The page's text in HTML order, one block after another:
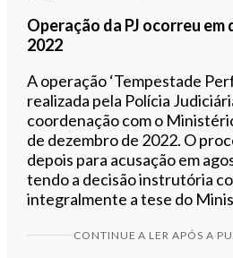
Operação da PJ ocorreu em
2022
A operação ‘Tempestade
realizada pela Polícia
coordenação com o
de dezembro de 2022. O
depois para acusação em
tendo a decisão instrutória
integralmente a tese do
CONTINUE A LER APÓS A